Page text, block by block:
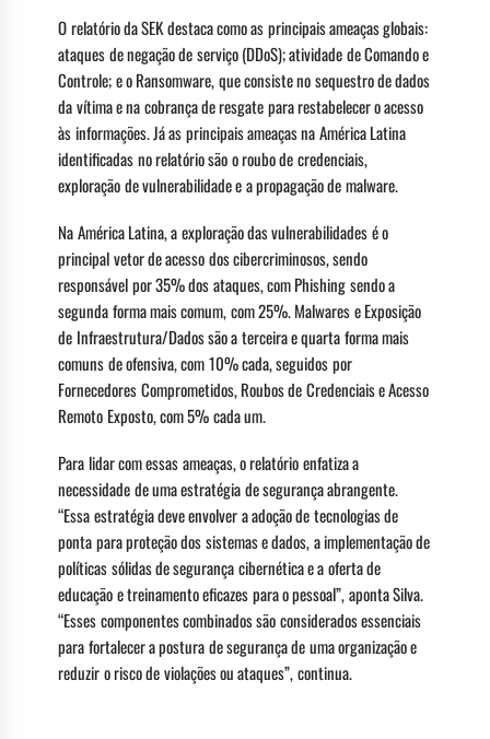
O relatório da SEK destaca como as principais ameaças globais:
ataques de negação de serviço (DDoS); atividade de Comando e
Controle; e o Ransomware, que consiste no sequestro de dados
da vítima e na cobrança de resgate para restabelecer o acesso
às informações. Já as principais ameaças na América Latina
identificadas no relatório são o roubo de credenciais,
exploração de vulnerabilidade e a propagação de malware.
Na América Latina, a exploração das vulnerabilidades é o
principal vetor de acesso dos cibercriminosos, sendo
responsável por 35% dos ataques, com Phishing sendo a
segunda forma mais comum, com 25%. Malwares e Exposição
de Infraestrutura/Dados são a terceira e quarta forma mais
comuns de ofensiva, com 10% cada, seguidos por
Fornecedores Comprometidos, Roubos de Credenciais e Acesso
Remoto Exposto, com 5% cada um.
Para lidar com essas ameaças, o relatório enfatiza a
necessidade de uma estratégia de segurança abrangente.
“Essa estratégia deve envolver a adoção de tecnologias de
ponta para proteção dos sistemas e dados, a implementação de
políticas sólidas de segurança cibernética e a oferta de
educação e treinamento eficazes para o pessoal”, aponta Silva.
“Esses componentes combinados são considerados essenciais
para fortalecer a postura de segurança de uma organização e
reduzir o risco de violações ou ataques”, continua.